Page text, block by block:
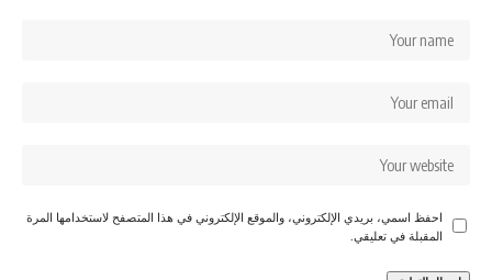
احفظ اسمي، بريدي الإلكتروني، والموقع الإلكتروني في هذا المتصفح لاستخدامها المرة
المقبلة في تعليقي.